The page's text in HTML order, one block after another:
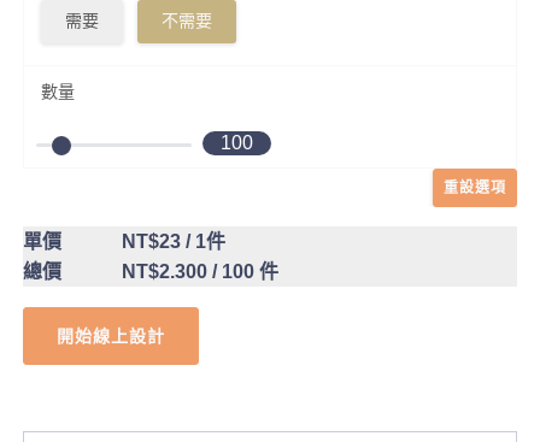
需要 不需要
數量
100
重設選項
單價 NT$23/ 1件
總價
NT$2.300/ 100 件
開始線上設計